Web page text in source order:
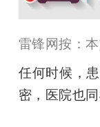
课
雷锋网按：
任何时候，
密，医院也